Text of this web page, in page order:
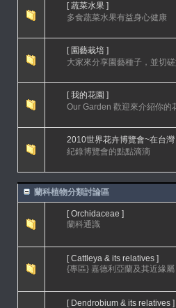
[ 蔬菜水果 ]
多食蔬菜水果有益身心健康
[ 園藝栽培 ]
大家來分享園藝種子，並切
[ 我的花園 ]
Our Garden 歡迎來介紹你的
2010世界花卉博覽會~在台灣
紀錄博覽會的點點滴滴
蘭科植物分類討論區
[ Orchidaceae ]
蘭科通識
[ Cattleya & its relatives ]
{專區} 嘉德利亞蘭及其近緣屬
[ Dendrobium & its relatives ]